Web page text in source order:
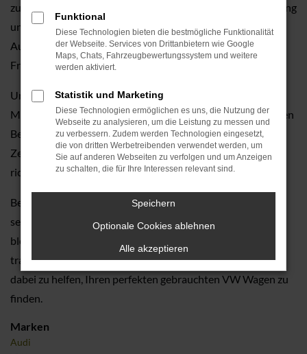
zusätzliche Services speziell für VW-Fahrzeuge. Von Wartung
und Inspektionen bis hin zu individuellen
Ausstattungsoptionen – wir sorgen dafür, dass Sie lange
Freude an Ihrem gebrauchten VW Fahrzeug haben.
Unser Sortiment umfasst eine große Auswahl an aktuellen
Modellen als Gebrauchtwagen, die Sie bei einer persönlichen
Beratung vor Ort kennenlernen können. Wir nehmen uns
Zeit für Ihre Fragen und Anliegen, damit Sie sicher die
richtige Entscheidung treffen können.
Besuchen Sie Autohaus Tauwald GmbH und erleben Sie
selbst, warum unsere Kunden uns seit Generationen treu
bleiben. Wir freuen uns darauf, Sie in unserem
traditionsreichen Autohaus begrüßen zu dürfen und Ihnen
dabei zu helfen, Ihren perfekten gebrauchten VW Wagen zu
finden.
Marken
Audi
Funktional
Diese Technologien bieten die bestmögliche Funktionalität
der Webseite. Services von Drittanbietern wie Google
Maps, Chats, Fahrzeugbewertungssystem und weitere
werden aktiviert.
Statistik und Marketing
Diese Technologien ermöglichen es uns, die Nutzung der
Webseite zu analysieren, um die Leistung zu messen und
zu verbessern. Zudem werden Technologien eingesetzt,
die von dritten Werbetreibenden verwendet werden, um
Sie auf anderen Webseiten zu verfolgen und um Anzeigen
zu schalten, die für Ihre Interessen relevant sind.
Speichern
Optionale Cookies ablehnen
Alle akzeptieren